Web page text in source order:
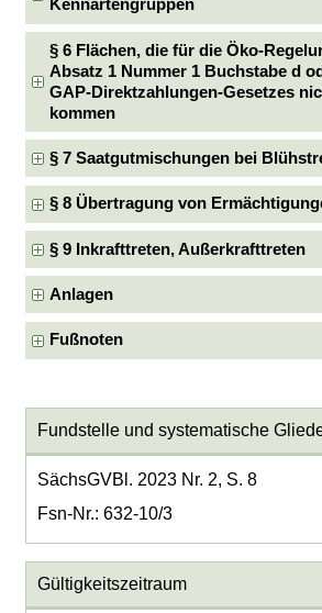
Kennartengruppen
§ 6 Flächen, die für die Öko-
Absatz 1 Nummer 1 Buchstabe d
GAP-Direktzahlungen-Gesetzes
kommen
§ 7 Saatgutmischungen bei
§ 8 Übertragung von
§ 9 Inkrafttreten, Außerkrafttreten
Anlagen
Fußnoten
Fundstelle und systematische
SächsGVBl. 2023 Nr. 2, S. 8
Fsn-Nr.: 632-10/3
Gültigkeitszeitraum